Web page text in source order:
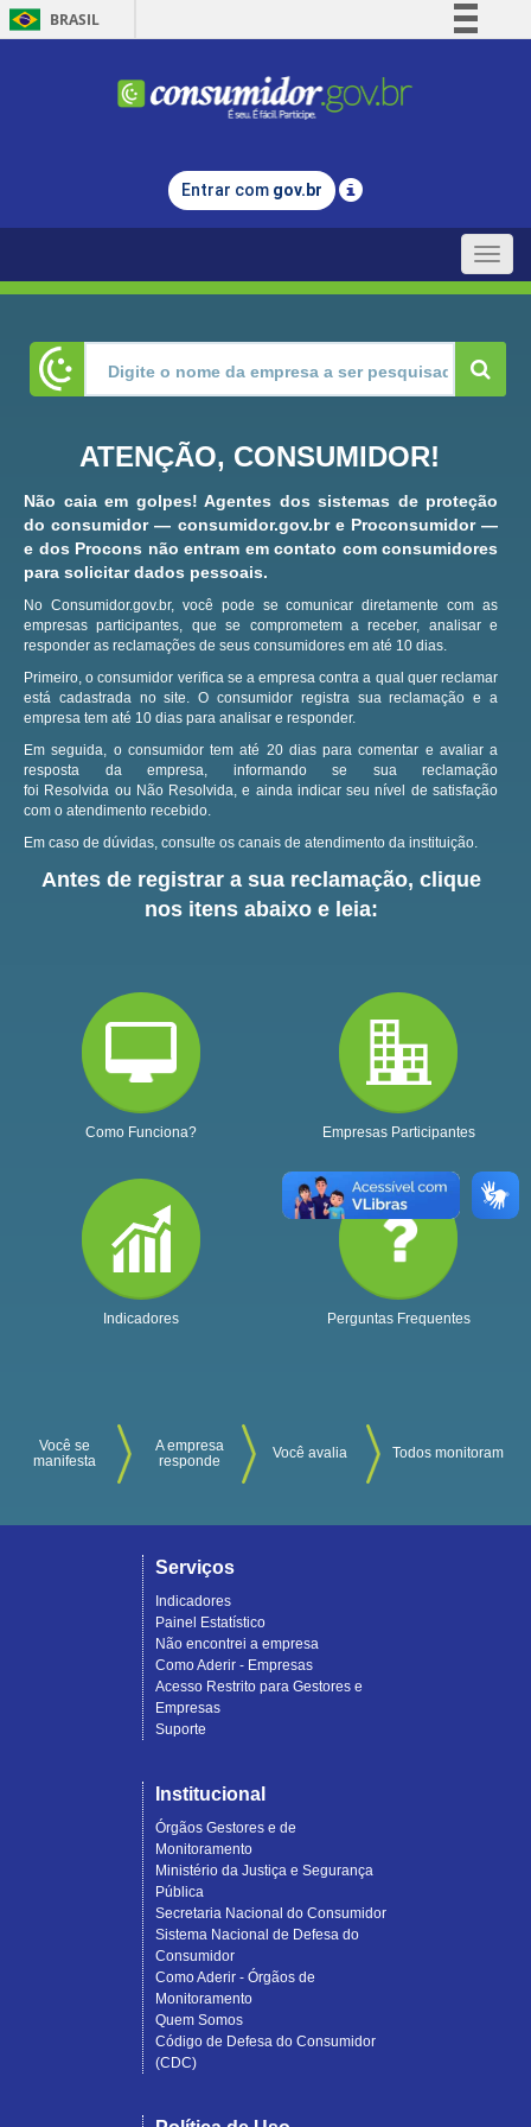
BRASIL
Comunica BR
Legislação
Entrar com gov.br
Toggle
ATENÇÃO, CONSUMIDOR!
Não caia em golpes! Agentes dos sistemas de proteção
do consumidor — consumidor.gov.br e Proconsumidor —
e dos Procons não entram em contato com consumidores
para solicitar dados pessoais.
No Consumidor.gov.br, você pode se comunicar diretamente com as
empresas participantes, que se comprometem a receber, analisar e
responder as reclamações de seus consumidores em até 10 dias.
Primeiro, o consumidor verifica se a empresa contra a qual quer reclamar
está cadastrada no site.O consumidor registra sua reclamação e a
empresa tem até 10 dias para analisar e responder.
Em seguida, o consumidor tem até 20 dias para comentar e avaliar a
resposta da empresa, informando se sua reclamação
foi Resolvida ou Não Resolvida, e ainda indicar seu nível de satisfação
com o atendimento recebido.
Em caso de dúvidas, consulte os canais de atendimento da instituição.
Antes de registrar a sua reclamação, clique
nos itens abaixo e leia:
Como Funciona? Empresas Participantes
Indicadores Perguntas Frequentes
Você se
manifesta
A empresa
responde
Você avalia Todos monitoram
Serviços
Indicadores
Painel Estatístico
Não encontrei a empresa
Como Aderir - Empresas
Acesso Restrito para Gestores e
Empresas
Suporte
Institucional
Órgãos Gestores e de
Monitoramento
Ministério da Justiça e Segurança
Pública
Secretaria Nacional do Consumidor
Sistema Nacional de Defesa do
Consumidor
Como Aderir - Órgãos de
Monitoramento
Quem Somos
Código de Defesa do Consumidor
(CDC)